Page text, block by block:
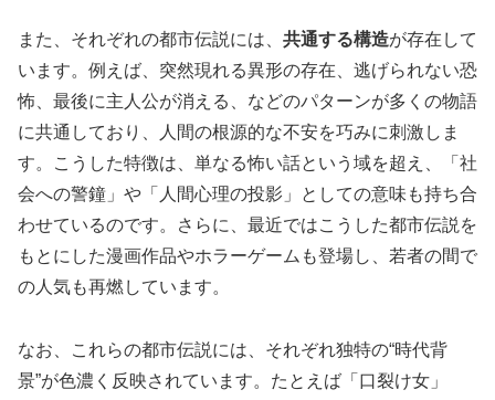
また、それぞれの都市伝説には、 共通する構造が存在して
います。例えば、突然現れる異形の存在、逃げられない恐
怖、最後に主人公が消える、などのパターンが多くの物語
に共通しており、人間の根源的な不安を巧みに刺激しま
す。こうした特徴は、単なる怖い話という域を超え、「社
会への警鐘」や「人間心理の投影」としての意味も持ち合
わせているのです。さらに、最近ではこうした都市伝説を
もとにした漫画作品やホラーゲームも登場し、若者の間で
の人気も再燃しています。
なお、これらの都市伝説には、それぞれ独特の“時代背
景”が色濃く反映されています。たとえば「口裂け女」